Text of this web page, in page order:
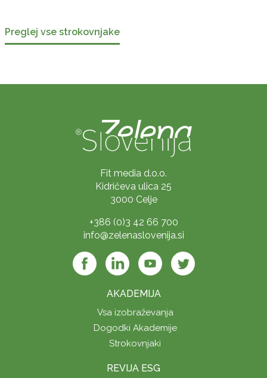
Preglej vse strokovnjake
Fit media d.o.o.
Kidričeva ulica 25
3000 Celje
+386 (0)3 42 66 700
info@zelenaslovenija.si
AKADEMIJA
Vsa izobraževanja
Dogodki Akademije
Strokovnjaki
REVIJA ESG